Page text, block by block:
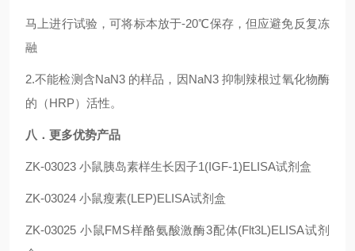
马上进行试验，可将标本放于-20℃保存，但应避免反复冻
融
2.不能检测含NaN3 的样品，因NaN3 抑制辣根过氧化物酶
的（HRP）活性。
八．更多优势产品
ZK-03023 小鼠胰岛素样生长因子1(IGF-1)ELISA试剂盒
ZK-03024 小鼠瘦素(LEP)ELISA试剂盒
ZK-03025 小鼠FMS样酪氨酸激酶3配体(Flt3L)ELISA试剂